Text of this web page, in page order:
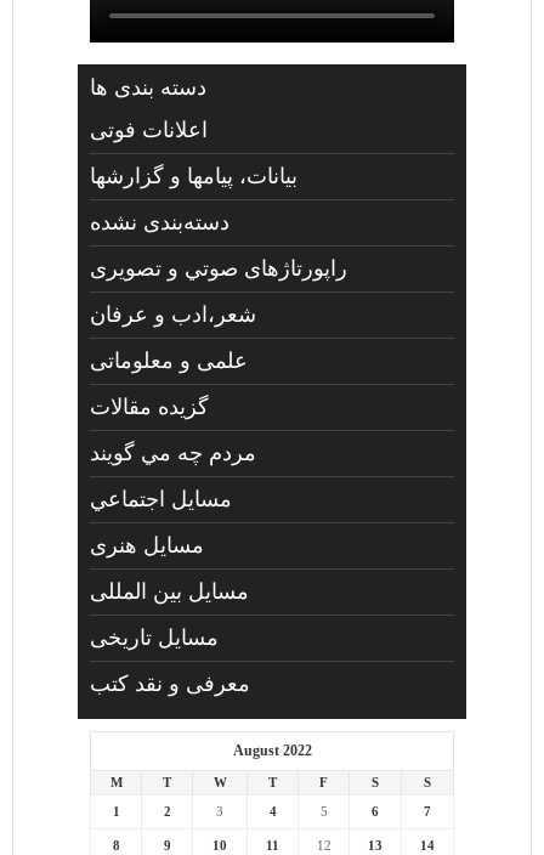
دسته بندی ها
اعلانات فوتی
بیانات، پیامها و گزارشها
دسته‌بندی نشده
راپورتاژهای صوتي و تصويری
شعر،ادب و عرفان
علمی و معلوماتی
گزیده مقالات
مردم چه مي گويند
مسايل اجتماعي
مسايل هنری
مسایل بین المللی
مسایل تاریخی
معرفی و نقد کتب
August 2022
M T W T F S
S
1
2 3 4 5 6 7
8 9 10 11 12 13 14